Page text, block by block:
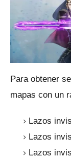
Para obtener
mapas con un
Lazos
Lazos
Lazos